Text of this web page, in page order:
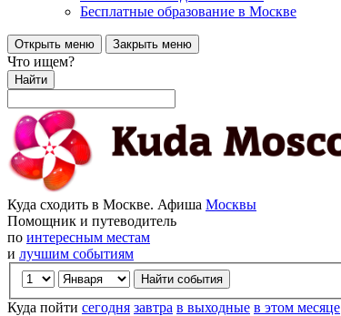
Бесплатные образование в Москве
Открыть меню Закрыть меню
Что ищем?
Найти
Куда сходить в Москве. Афиша Москвы
Помощник и путеводитель
по интересным местам
и лучшим событиям
Куда пойти сегодня завтра в выходные в этом месяце